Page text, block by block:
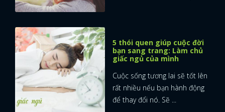
5 thói quen giúp cuộc đời
bạn sang trang: Làm chủ
giấc ngủ của mình
Cuộc sống tương lai sẽ tốt lên
rất nhiều nếu bạn hành động
để thay đổi nó. Sẽ ...